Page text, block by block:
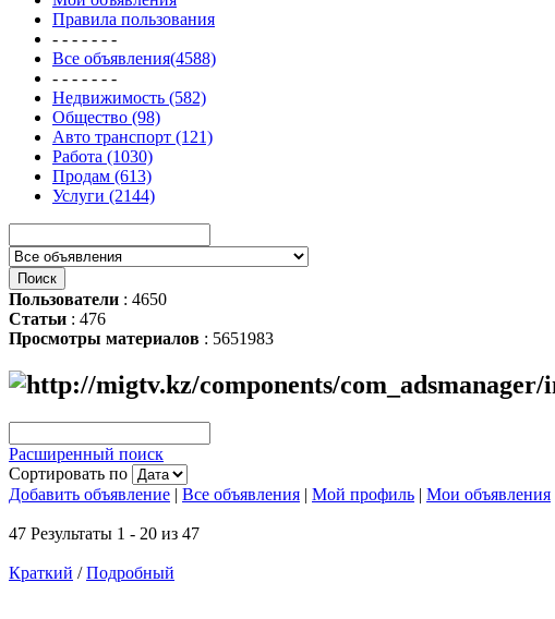
Правила пользования
- - - - - - -
Все объявления(4588)
- - - - - - -
Недвижимость (582)
Общество (98)
Авто транспорт (121)
Работа (1030)
Продам (613)
Услуги (2144)
Пользователи : 4650
Статьи : 476
Просмотры материалов : 5651983
Расширенный поиск
Сортировать по
Добавить объявление | Все объявления | Мой профиль | Мои объявления
47 Результаты 1 - 20 из 47
Краткий /Подробный